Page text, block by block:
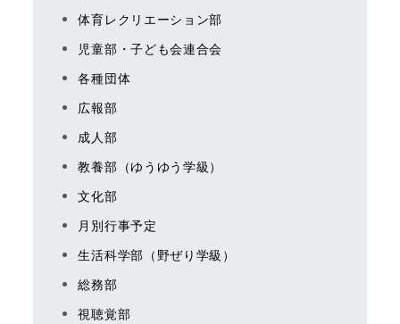
体育レクリエーション部
児童部・子ども会連合会
各種団体
広報部
成人部
教養部（ゆうゆう学級）
文化部
月別行事予定
生活科学部（野ぜり学級）
総務部
視聴覚部